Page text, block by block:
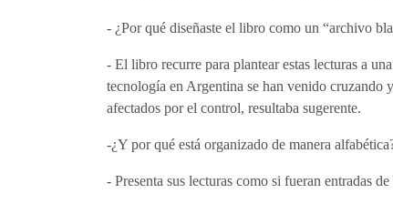
- ¿Por qué diseñaste el libro como un “archivo
- El libro recurre para plantear estas lecturas a
tecnología en Argentina se han venido cruzando
afectados por el control, resultaba sugerente.
-¿Y por qué está organizado de manera
- Presenta sus lecturas como si fueran entradas